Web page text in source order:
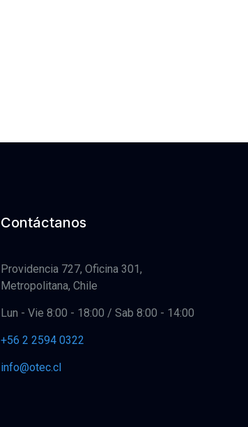
Contáctanos
Providencia 727, Oficina 301,
Metropolitana, Chile
Lun - Vie 8:00 - 18:00 / Sab 8:00 - 14:00
+56 2 2594 0322
info@otec.cl